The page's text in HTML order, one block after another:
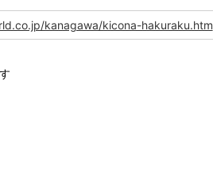
kanagawa/kicona-hakuraku.htm